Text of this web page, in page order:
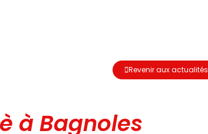
Revenir aux actualités
à Bagnoles